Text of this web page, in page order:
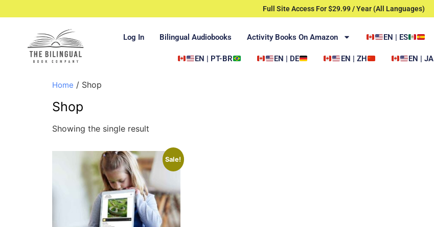
Full Site Access For $29.99 / Year (All Languages)
Log In Bilingual Audiobooks Activity Books On Amazon EN | ES
EN | PT-BR EN | DE EN | ZH EN | JA
Home / Shop
Shop
Showing the single result
Sale!